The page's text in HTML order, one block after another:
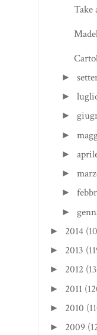
Take
►
►
►
►
►
►
►
►
► 2014
► 2013
► 2012
► 2011
► 2010
► 2009